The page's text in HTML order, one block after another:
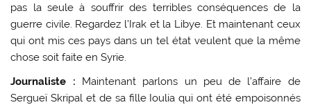
pas la seule à souffrir des terribles conséquences de la
guerre civile. Regardez l’Irak et la Libye. Et maintenant ceux
qui ont mis ces pays dans un tel état veulent que la même
chose soit faite en Syrie.
Journaliste : Maintenant parlons un peu de l’affaire de
Sergueï Skripal et de sa fille Ioulia qui ont été empoisonnés